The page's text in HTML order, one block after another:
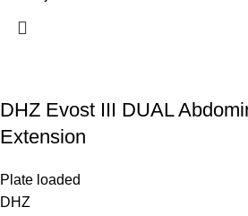
DHZ Evost III DUAL
Extension
Plate loaded
DHZ